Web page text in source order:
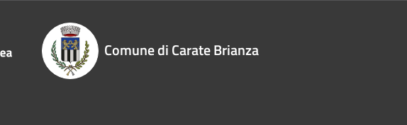
Comune di Carate Brianza